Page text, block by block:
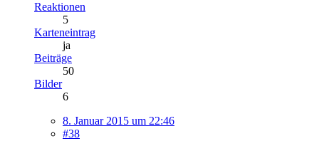
Reaktionen
5
Karteneintrag
ja
Beiträge
50
Bilder
6
8. Januar 2015 um 22:46
#38